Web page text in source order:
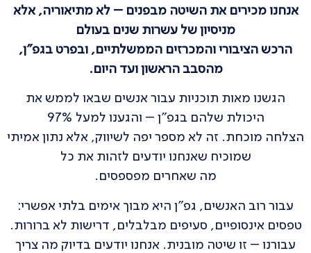
אנחנו מכירים את השיטה מבפנים – לא מתיאוריה, אלא
מניסיון של עשרות שנים בעולם
הרכש הציבורי והמכרזים הממשלתיים, ובפרט בגפ"ן,
מהסבב הראשון ועד היום.
הגשנו מאות תוכניות עבור אנשים שבאו לממש את
היכולת שלהם בגפ"ן – והגענו למעל 97%
הצלחה מוכחת. זה לא מספר יפה לשיווק, אלא נתון אמיתי
שמוכיח שאנחנו יודעים לזהות את כל
מה שאחרים מפספסים.
עבור רוב האנשים, גפ"ן היא מבוך אימים בלתי אפשרי:
טפסים אינסופיים, סעיפים מבלבלים, דרישות לא ברורות.
עבורנו – זו שיטה מובנית. אנחנו יודעים בדיוק מה צריך